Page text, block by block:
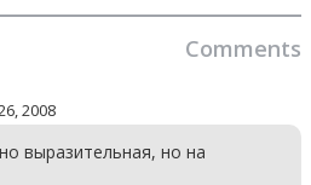
Comments
2008
выразительная, но на